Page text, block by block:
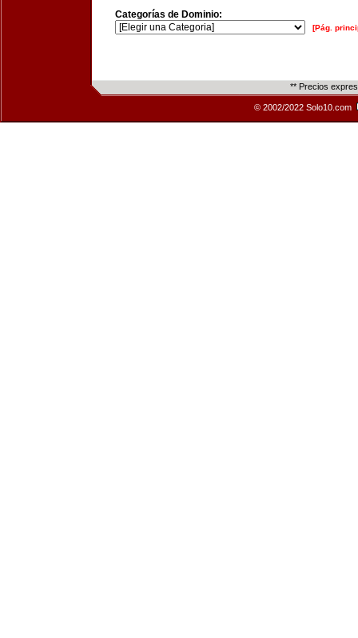
Categorías de Dominio:
[Pág.
** Precios
© 2002/2022 Solo10.com